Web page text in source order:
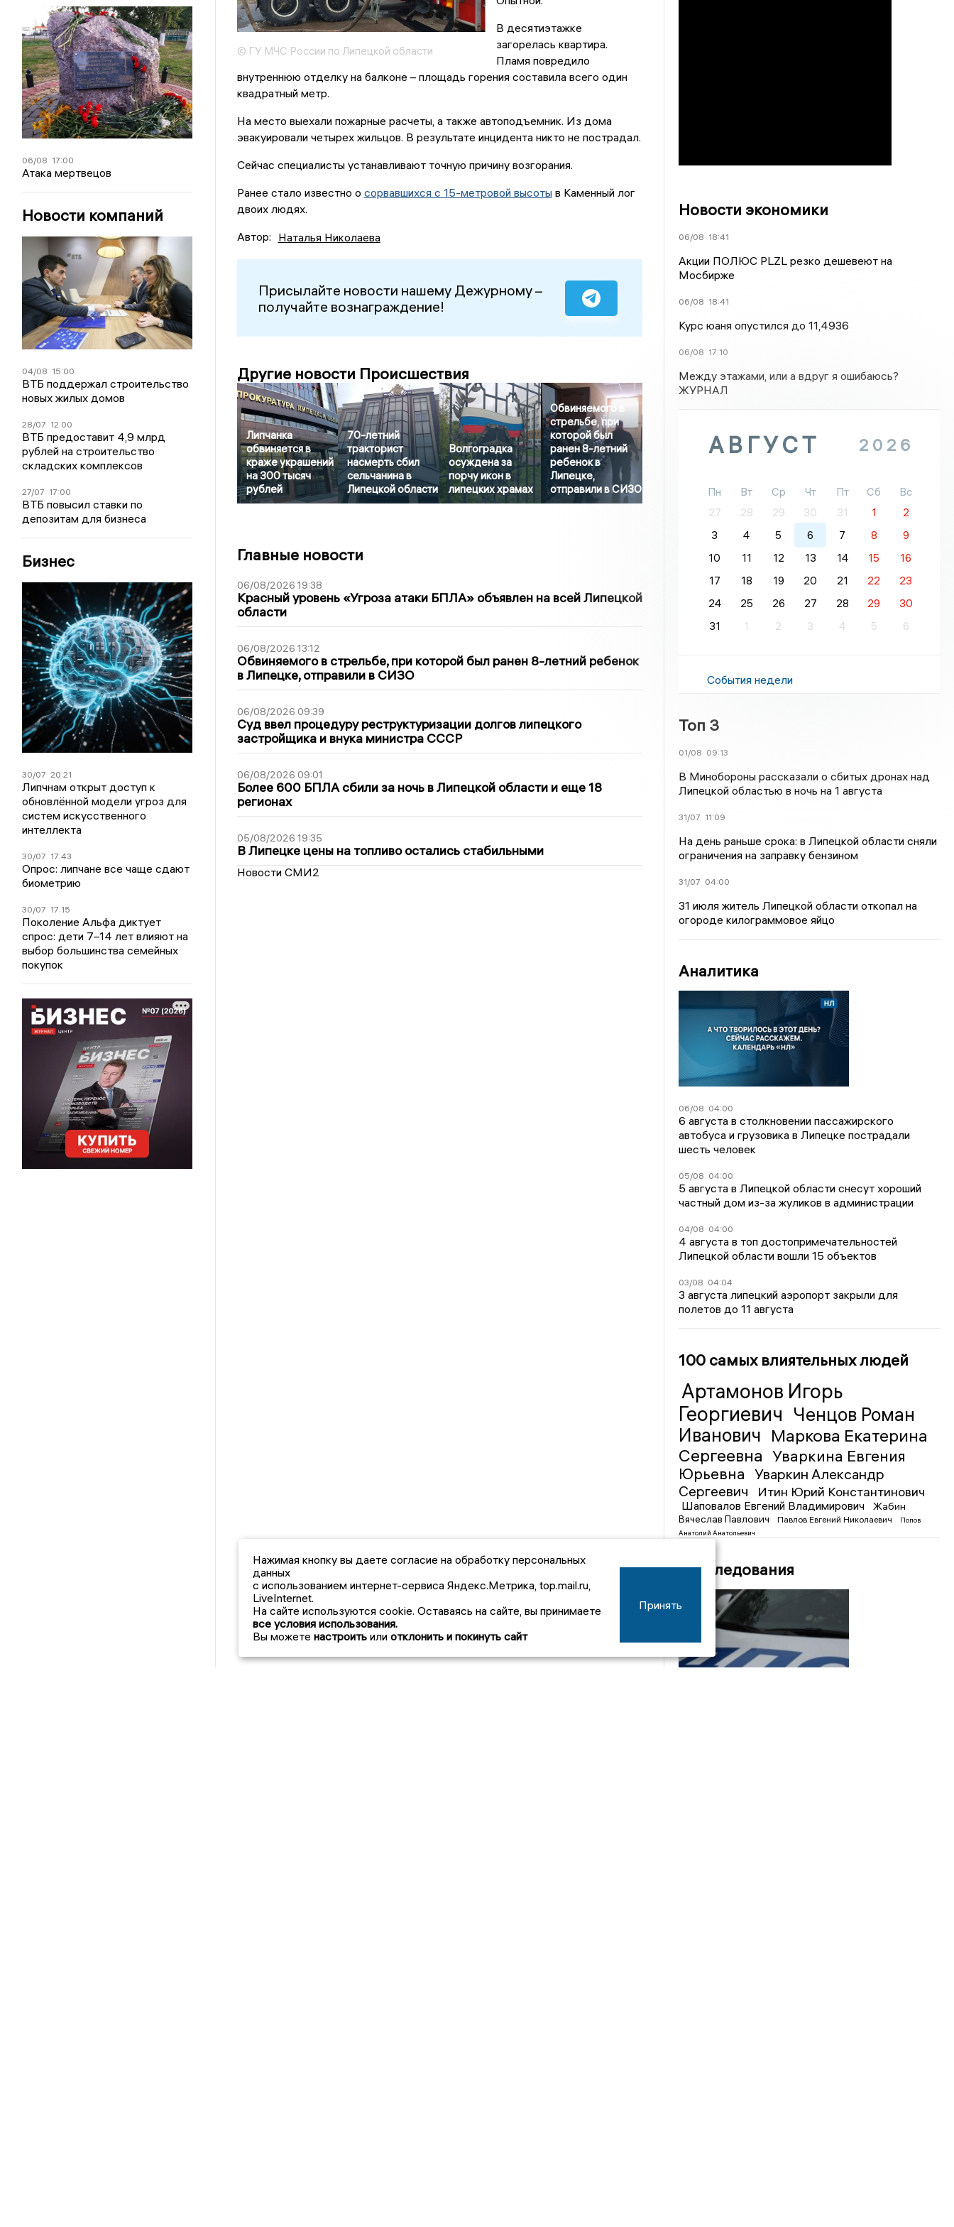
06/08 17:00
Атака мертвецов
Новости компаний
04/08 15:00
ВТБ поддержал строительство
новых жилых домов
28/07 12:00
ВТБ предоставит 4,9 млрд
рублей на строительство
складских комплексов
27/07 17:00
ВТБ повысил ставки по
депозитам для бизнеса
Бизнес
30/07 20:21
Липчнам открыт доступ к
обновлённой модели угроз для
систем искусственного
интеллекта
30/07 17:43
Опрос: липчане все чаще сдают
биометрию
30/07 17:15
Поколение Альфа диктует
спрос: дети 7–14 лет влияют на
выбор большинства семейных
покупок
© ГУ МЧС России по Липецкой области
В десятиэтажке
загорелась квартира.
Пламя повредило
внутреннюю отделку на балконе – площадь горения составила всего один
квадратный метр.
На место выехали пожарные расчеты, а также автоподъемник. Из дома
эвакуировали четырех жильцов. В результате инцидента никто не пострадал.
Сейчас специалисты устанавливают точную причину возгорания.
Ранее стало известно о сорвавшихся с 15-метровой высотыв Каменный лог
двоих людях.
Автор: Наталья Николаева
Присылайте новости нашему Дежурному –
получайте вознаграждение!
Другие новости Происшествия
Липчанка
обвиняется в
краже украшений
на 300 тысяч
рублей
70-летний
тракторист
насмерть сбил
сельчанина в
Липецкой области
Волгоградка
осуждена за
порчу икон в
липецких храмах
Обвиняемого в
стрельбе, при
которой был
ранен 8-летний
ребенок в
Липецке,
отправили в СИЗО
Главные новости
06/08/2026 19:38
Красный уровень «Угроза атаки БПЛА» объявлен на всей Липецкой
области
06/08/2026 13:12
Обвиняемого в стрельбе, при которой был ранен 8-летний ребенок
в Липецке, отправили в СИЗО
06/08/2026 09:39
Суд ввел процедуру реструктуризации долгов липецкого
застройщика и внука министра СССР
06/08/2026 09:01
Более 600 БПЛА сбили за ночь в Липецкой области и еще 18
регионах
05/08/2026 19:35
В Липецке цены на топливо остались стабильными
Новости СМИ2
Новости экономики
06/08 18:41
Акции ПОЛЮС PLZL резко дешевеют на
Мосбирже
06/08 18:41
Курс юаня опустился до 11,4936
06/08 17:10
Между этажами, или а вдруг я ошибаюсь?
ЖУРНАЛ
АВГУСТ 2026
Пн Вт Ср Чт Пт Сб
Вс
27
28 29 30 31 1
2
3
4 5 6 7 8
9
10
11 12 13 14 15
16
17
18 19 20 21 22
23
24
25 26 27 28 29
30
31
1 2 3 4 5 6
События недели
Топ 3
01/08 09:13
В Минобороны рассказали о сбитых дронах над
Липецкой областью в ночь на 1 августа
31/07 11:09
На день раньше срока: в Липецкой области сняли
ограничения на заправку бензином
31/07 04:00
31 июля житель Липецкой области откопал на
огороде килограммовое яйцо
Аналитика
06/08 04:00
6 августа в столкновении пассажирского
автобуса и грузовика в Липецке пострадали
шесть человек
05/08 04:00
5 августа в Липецкой области снесут хороший
частный дом из-за жуликов в администрации
04/08 04:00
4 августа в топ достопримечательностей
Липецкой области вошли 15 объектов
03/08 04:04
3 августа липецкий аэропорт закрыли для
полетов до 11 августа
100 самых влиятельных людей
Артамонов Игорь
Георгиевич Ченцов Роман
Иванович Маркова Екатерина
Сергеевна Уваркина Евгения
Юрьевна
Уваркин Александр
Сергеевич
Итин Юрий Константинович
Шаповалов Евгений Владимирович
Жабин
Вячеслав Павлович
Павлов Евгений Николаевич
Попов
Анатолий Анатольевич
Расследования
Нажимая кнопку вы даете согласие на обработку персональных
данных
с использованием интернет-сервиса Яндекс.Метрика, top.mail.ru,
LiveInternet.
На сайте используются cookie. Оставаясь на сайте, вы принимаете
все условия использования.
Вы можете настроить или отклонить и покинуть сайт
Принять